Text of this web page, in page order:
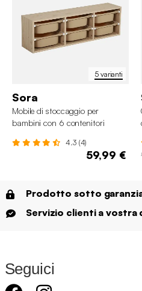
5 varianti
Sora
Mobile di stoccaggio per
bambini con 6 contenitori
4.3 (4)
59,99 €
Prodotto sotto
Servizio clienti a vostra
Seguici